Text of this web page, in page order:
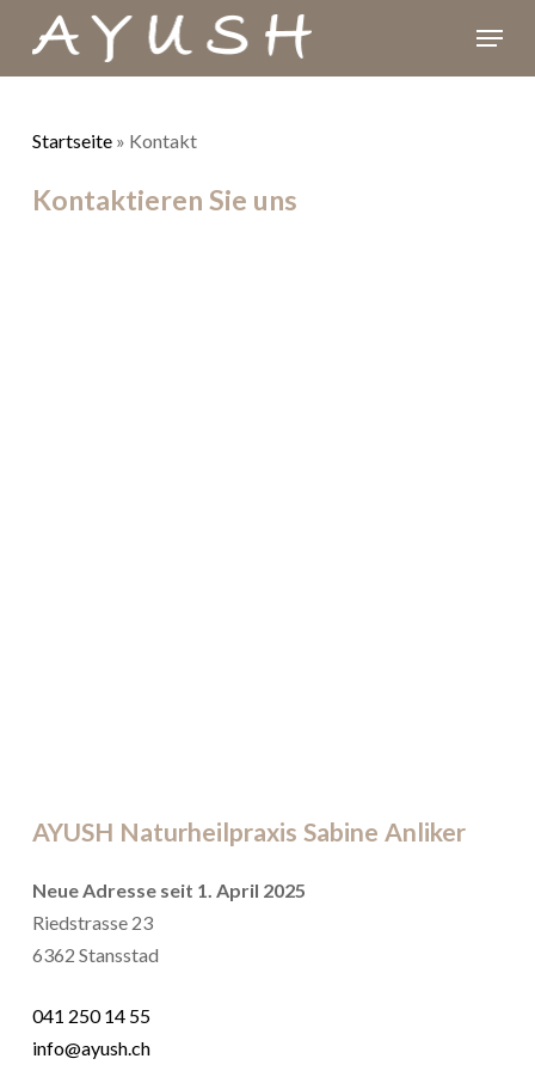
main
Menu
Startseite» Kontakt
Kontaktieren Sie uns
AYUSH Naturheilpraxis Sabine Anliker
Neue Adresse seit 1. April 2025
Riedstrasse 23
6362 Stansstad
041 250 14 55
info@ayush.ch
Close